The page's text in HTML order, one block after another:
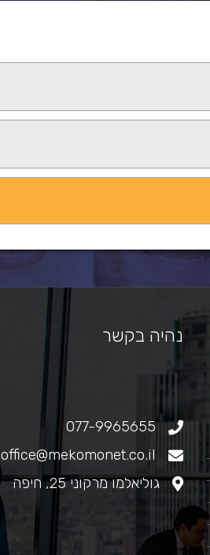
נהיה בקשר
077-9965655
office@mekomonet.co.il
גוליאלמו מרקוני 25, חיפה